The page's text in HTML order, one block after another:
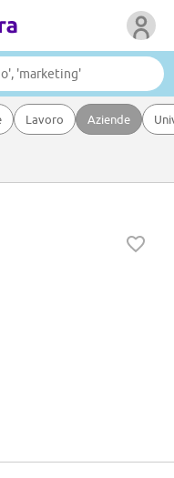
Lavoro Aziende